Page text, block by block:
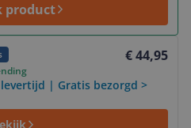
product
€ 44,95
| Gratis bezorgd >